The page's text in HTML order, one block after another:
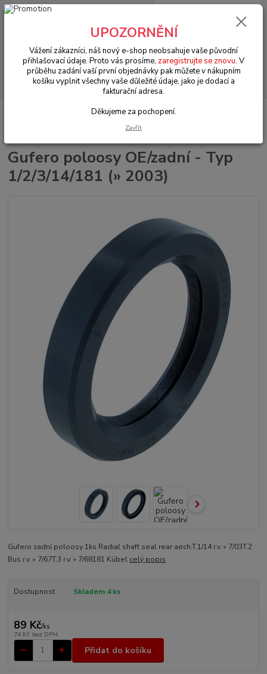
Menu
Hledat
+420 602 330 329
0 Kč
VW Brouk Typ 1 (1938 » 03) Šasi (Chassis)
Gufero poloosy OE/zadní - Typ
1/2/3/14/181 (» 2003)
Gufero zadní poloosy 1ks.Radial shaft seal rear aech.T.1/14 r.v. » 7/03T.2
Bus r.v. » 7/67T.3 r.v. » 7/68181 Kübel celý popis
Dostupnost Skladem 4 ks
89 Kč/ks
74 Kč bez DPH
Přidat do košíku
UPOZORNĚNÍ
Vážení zákazníci, náš nový e-shop neobsahuje vaše původní
přihlašovací údaje. Proto vás prosíme, zaregistrujte se znovu. V
průběhu zadání vaší první objednávky pak můžete v nákupním
košíku vyplnit všechny vaše důležité údaje, jako je dodací a
fakturační adresa.
Děkujeme za pochopení.
Zavřít